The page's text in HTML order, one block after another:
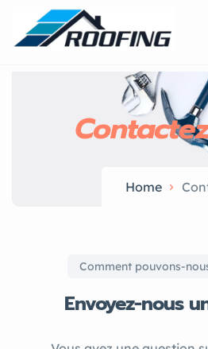
Home
Comment pouvons-
Envoyez-nous